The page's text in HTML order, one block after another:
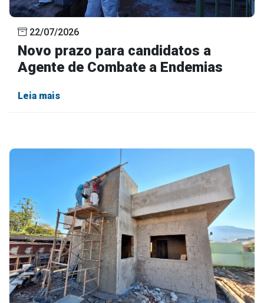
22/07/2026
Novo prazo para candidatos a
Agente de Combate a Endemias
Leia mais